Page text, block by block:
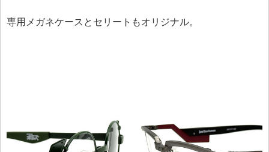
専用メガネケースとセリートもオリジナル。